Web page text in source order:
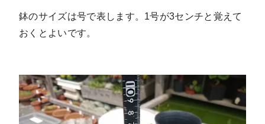
鉢のサイズは号で表します。1号が3センチと覚えて
おくとよいです。